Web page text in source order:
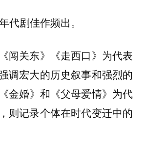
代剧佳作频出。
闯关东》《走西口》为代表
调宏大的历史叙事和强烈的
金婚》和《父母爱情》为代
则记录个体在时代变迁中的